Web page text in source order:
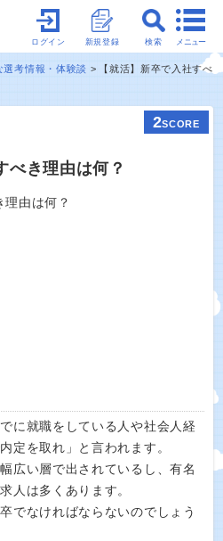
メニュー
検索
新規登録
ログイン
選考情報・体験談
【就活】新卒で入社すべ
2SCORE
べき理由は何？
に就職をしている人や社会人経
定を取れ」と言われます。
広い層で出されているし、有名
人は多くあります。
でなければならないのでしょう